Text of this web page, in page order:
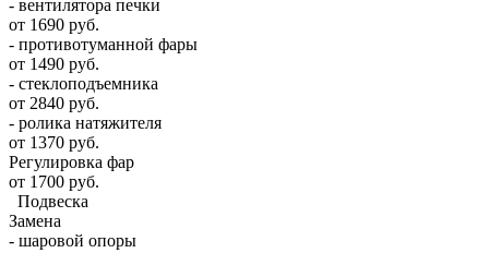
- вентилятора печки
от 1690 руб.
- противотуманной фары
от 1490 руб.
- стеклоподъемника
от 2840 руб.
- ролика натяжителя
от 1370 руб.
Регулировка фар
от 1700 руб.
Подвеска
Замена
- шаровой опоры